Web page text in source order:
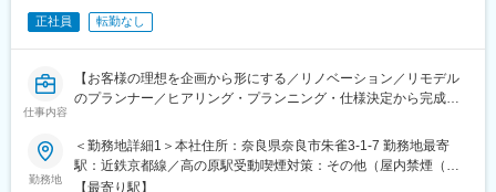
■当社について：
る企業」を理念に、社員一人ひとりの成長とチームワークを大切
にしています。従業員満足度94％、GPTW「働きがいのある会
指針のもと、挑戦と成長を楽しみたい方に最適な環境です。
変更の範囲：会社の定める業務
正社員 転勤なし
仕事内容
【お客様の理想を企画から形にする／リノベーション／リモデル
のプランナー／ヒアリング・プランニング・仕様決定から完成ま
■業務概要:
これまでのご経験を活かし、リモデル・リノベーションを中心と
勤務地
＜勤務地詳細1＞本社住所：奈良県奈良市朱雀3-1-7 勤務地最寄
駅：近鉄京都線／高の原駅受動喫煙対策：その他（屋内禁煙（屋
内喫煙可能場所あり））＜勤務地詳細2＞橿原支店住所：奈良県橿
【最寄り駅】